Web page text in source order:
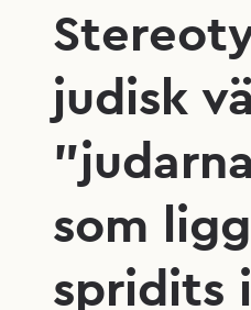
judisk
som
spridits